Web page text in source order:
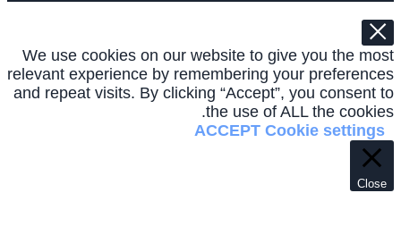
We use cookies on our website to give you the most
relevant experience by remembering your preferences
and repeat visits. By clicking “Accept”, you consent to
the use of ALL the cookies.
Cookie settings
ACCEPT
Close